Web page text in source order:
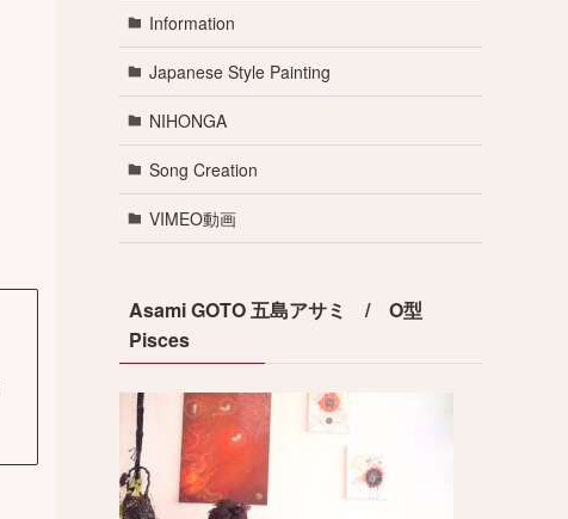
Information
Japanese Style Painting
NIHONGA
Song Creation
VIMEO動画
Asami GOTO 五島アサミ / O型
Pisces